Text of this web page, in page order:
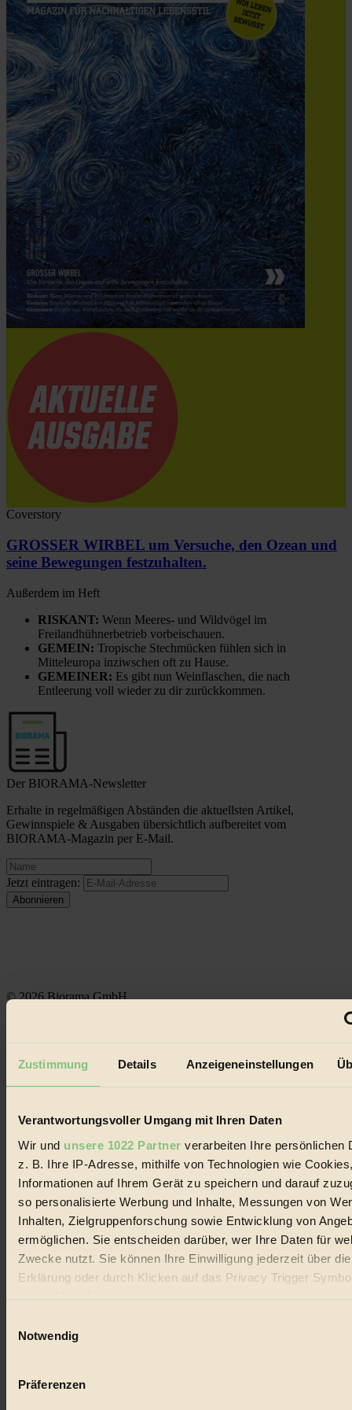
Zustimmung Details Anzeigeneinstellungen
Verantwortungsvoller Umgang mit Ihren Daten
Wir und unsere 1022 Partner verarbeiten Ihre persönlichen
z. B. Ihre IP-Adresse, mithilfe von Technologien wie
Informationen auf Ihrem Gerät zu speichern und darauf
so personalisierte Werbung und Inhalte, Messungen von
Inhalten, Zielgruppenforschung sowie Entwicklung von
ermöglichen. Sie entscheiden darüber, wer Ihre Daten für
Zwecke nutzt. Sie können Ihre Einwilligung jederzeit über
Erklärung oder durch Klicken auf das Privacy Trigger
oder widerrufen
Wenn Sie es erlauben, würden wir auch gerne:
Ihr Gerät durch aktives Scannen nach bestimmten
Notwendig
Präferenzen
Coverstory
GROSSER WIRBEL um Versuche, den Ozean und
seine Bewegungen festzuhalten.
Außerdem im Heft
RISKANT: Wenn Meeres- und Wildvögel im
Freilandhühnerbetrieb vorbeischauen.
GEMEIN: Tropische Stechmücken fühlen sich in
Mitteleuropa inziwschen oft zu Hause.
GEMEINER: Es gibt nun Weinflaschen, die nach
Entleerung voll wieder zu dir zurückkommen.
Der BIORAMA-Newsletter
Erhalte in regelmäßigen Abständen die aktuellsten Artikel,
Gewinnspiele & Ausgaben übersichtlich aufbereitet vom
BIORAMA-Magazin per E-Mail.
Jetzt eintragen:
© 2026 Biorama GmbH
Handels mit Bioprodukten, des Fair-Trade sowie der Branche
Social Media
22.601 Fans auf Facebook
3.415 Follower auf Twitter
Folge uns auf Instagram
Themen
Bio
Vegan